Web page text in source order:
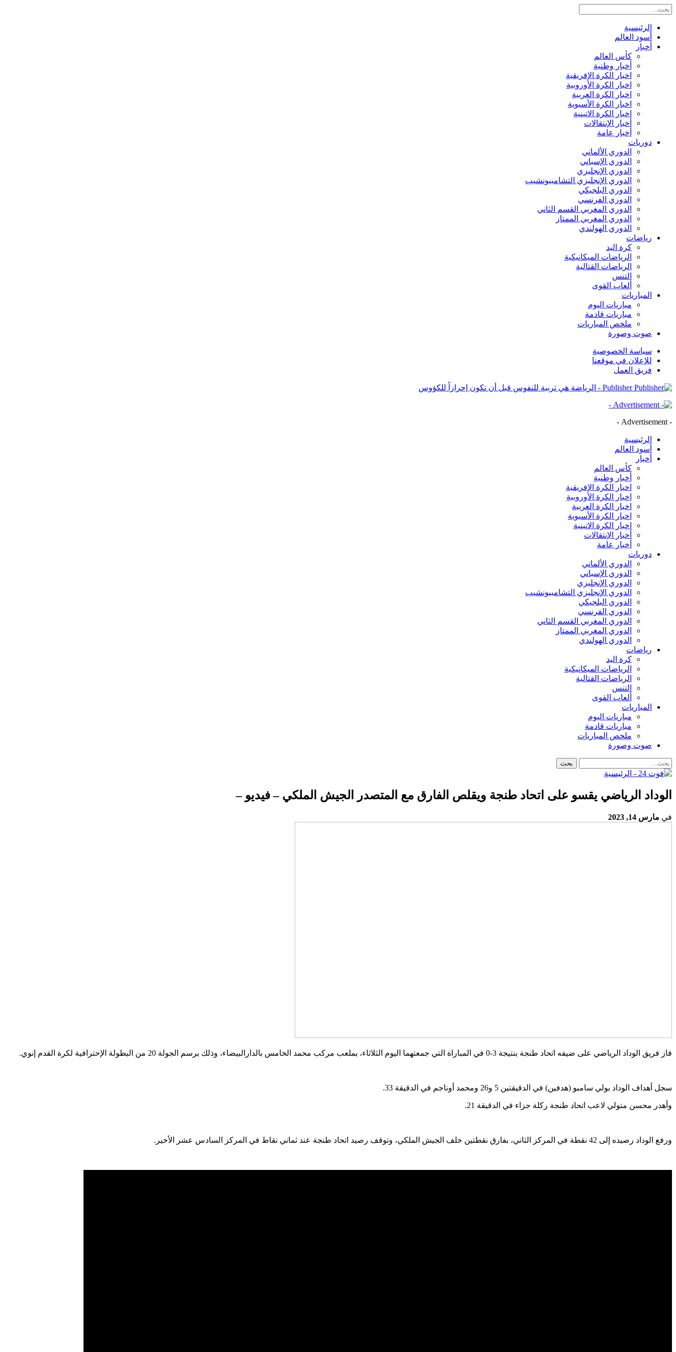
الرئيسية
أسود العالم
أخبار
كأس العالم
أخبار وطنية
اخبار الكرة الإفريقية
اخبار الكرة الأوروبية
اخبار الكرة العربية
اخبار الكرة الأسيوية
اخبار الكرة الاتينية
أخبار الإنتقالات
أخبار عامة
دوريات
الدوري الألماني
الدوري الإسباني
الدوري الإنجليزي
الدوري الإنجليزي التشامبيونشيب
الدوري البلجيكي
الدوري الفرنسي
الدوري المغربي القسم الثاني
الدوري المغربي الممتاز
الدوري الهولندي
رياضات
كرة اليد
الرياضات الميكانيكية
الرياضات القتالية
التنس
ألعاب القوى
المباريات
مباريات اليوم
مباريات قادمة
ملخص المباريات
صوت وصورة
سياسة الخصوصية
للإعلان في موقعنا
فريق العمل
Publisher - الرياضة هي تربية للنفوس قبل أن تكون إحرازاً للكؤوس
- Advertisement -
الرئيسية
أسود العالم
أخبار
كأس العالم
أخبار وطنية
اخبار الكرة الإفريقية
اخبار الكرة الأوروبية
اخبار الكرة العربية
اخبار الكرة الأسيوية
اخبار الكرة الاتينية
أخبار الإنتقالات
أخبار عامة
دوريات
الدوري الألماني
الدوري الإسباني
الدوري الإنجليزي
الدوري الإنجليزي التشامبيونشيب
الدوري البلجيكي
الدوري الفرنسي
الدوري المغربي القسم الثاني
الدوري المغربي الممتاز
الدوري الهولندي
رياضات
كرة اليد
الرياضات الميكانيكية
الرياضات القتالية
التنس
ألعاب القوى
المباريات
مباريات اليوم
مباريات قادمة
ملخص المباريات
صوت وصورة
الوداد الرياضي يقسو على اتحاد طنجة ويقلص الفارق مع المتصدر الجيش الملكي – فيديو –
في مارس 14, 2023
فاز فريق الوداد الرياضي على ضيفه اتحاد طنجة بنتيجة 3-0 في المباراة التي جمعتهما اليوم الثلاثاء، بملعب مركب محمد الخامس بالدارالبيضاء، وذلك برسم الجولة 20 من البطولة الإحترافية لكرة القدم إنوي.
سجل أهداف الوداد بولي سامبو (هدفين) في الدقيقتين 5 و26 ومحمد أوناجم في الدقيقة 33.
وأهدر محسن متولي لاعب اتحاد طنجة ركلة جزاء في الدقيقة 21.
ورفع الوداد رصيده إلى 42 نقطة في المركز الثاني، بفارق نقطتين خلف الجيش الملكي، وتوقف رصيد اتحاد طنجة عند ثماني نقاط في المركز السادس عشر الأخير.